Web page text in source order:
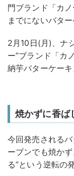
門ブランド「カ
までにないバター
2月10日(月)、ナ
ー”ブランド「カ
納芋バターケーキ
焼かずに香ば
今回発売される
ーブンでも焼か
る”という逆転の